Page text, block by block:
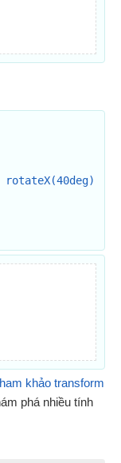
khảo transform
phá nhiều tính